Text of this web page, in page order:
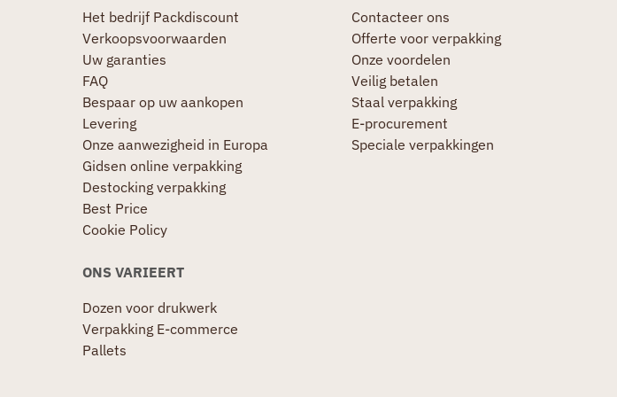
Het bedrijf Packdiscount
Verkoopsvoorwaarden
Uw garanties
FAQ
Bespaar op uw aankopen
Levering
Onze aanwezigheid in Europa
Gidsen online verpakking
Destocking verpakking
Best Price
Cookie Policy
Contacteer ons
Offerte voor verpakking
Onze voordelen
Veilig betalen
Staal verpakking
E-procurement
Speciale verpakkingen
ONS VARIEERT
Dozen voor drukwerk
Verpakking E-commerce
Pallets